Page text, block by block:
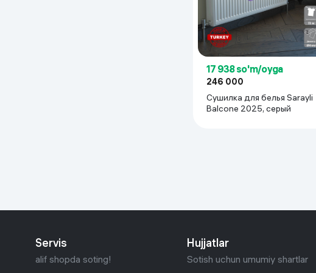
17 938 so'm/oyga
246 000
Сушилка для белья Sarayli
Balcone 2025, серый
Servis
alif shopda soting!
Hujjatlar
Sotish uchun umumiy shartlar